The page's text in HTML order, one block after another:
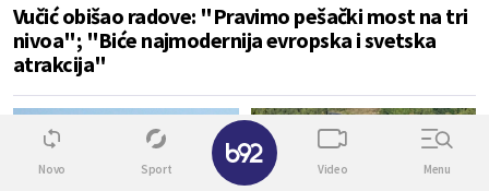
Vučić obišao radove: "Pravimo pešački most na tri
nivoa"; "Biće najmodernija evropska i svetska
atrakcija"
Novo Sport Video Menu
✕